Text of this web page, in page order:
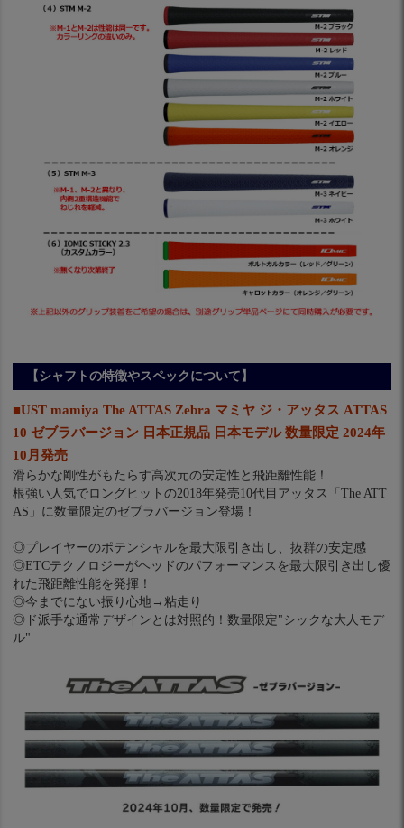
【シャフトの特徴やスペックについて】
■UST mamiya The ATTAS Zebra マミヤ ジ・アッタス ATTAS
10 ゼブラバージョン 日本正規品 日本モデル 数量限定 2024年
10月発売
滑らかな剛性がもたらす高次元の安定性と飛距離性能！
根強い人気でロングヒットの2018年発売10代目アッタス「The ATT
AS」に数量限定のゼブラバージョン登場！
◎プレイヤーのポテンシャルを最大限引き出し、抜群の安定感
◎ETCテクノロジーがヘッドのパフォーマンスを最大限引き出し優
れた飛距離性能を発揮！
◎今までにない振り心地→粘走り
◎ド派手な通常デザインとは対照的！数量限定"シックな大人モデ
ル"